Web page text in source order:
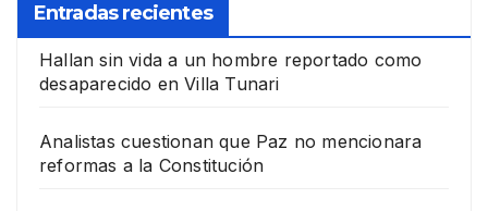
Entradas recientes
Hallan sin vida a un hombre reportado como
desaparecido en Villa Tunari
Analistas cuestionan que Paz no mencionara
reformas a la Constitución